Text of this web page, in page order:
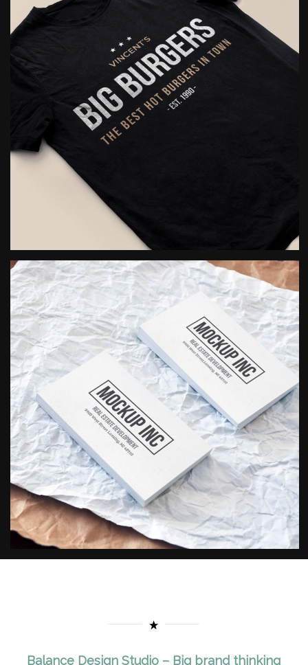
Balance Design Studio – Big brand thinking